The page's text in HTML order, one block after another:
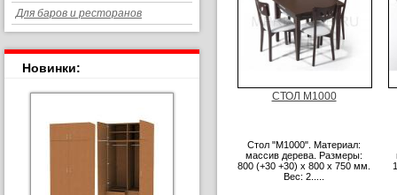
Для баров и ресторанов
Новинки:
СТОЛ M1000
Стол "M1000". Материал:
массив дерева. Размеры:
800 (+30 +30) x 800 x 750 мм.
Вес: 2.....